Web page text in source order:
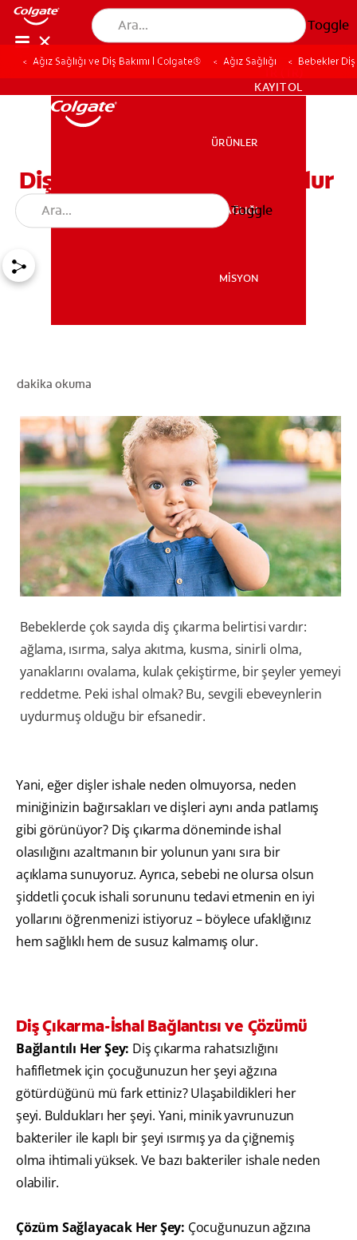
Toggle
MİSYON
TR (TR)
KAYIT OL
KAYIT OL
ÜRÜNLER
AĞIZ SAĞLIĞI
MİSYON
Toggle
Ağız Sağlığı ve Diş Bakımı | Colgate® Ağız Sağlığı Bebekler Diş
Diş Çıkaran Bebek İshal Olur
Mu?
dakika okuma
Bebeklerde çok sayıda diş çıkarma belirtisi vardır:
ağlama, ısırma, salya akıtma, kusma, sinirli olma,
yanaklarını ovalama, kulak çekiştirme, bir şeyler yemeyi
reddetme. Peki ishal olmak? Bu, sevgili ebeveynlerin
uydurmuş olduğu bir efsanedir.
Yani, eğer dişler ishale neden olmuyorsa, neden
miniğinizin bağırsakları ve dişleri aynı anda patlamış
gibi görünüyor? Diş çıkarma döneminde ishal
olasılığını azaltmanın bir yolunun yanı sıra bir
açıklama sunuyoruz. Ayrıca, sebebi ne olursa olsun
şiddetli çocuk ishali sorununu tedavi etmenin en iyi
yollarını öğrenmenizi istiyoruz – böylece ufaklığınız
hem sağlıklı hem de susuz kalmamış olur.
Diş Çıkarma-İshal Bağlantısı ve Çözümü
Bağlantılı Her Şey: Diş çıkarma rahatsızlığını
hafifletmek için çocuğunuzun her şeyi ağzına
götürdüğünü mü fark ettiniz? Ulaşabildikleri her
şeyi. Buldukları her şeyi. Yani, minik yavrunuzun
bakteriler ile kaplı bir şeyi ısırmış ya da çiğnemiş
olma ihtimali yüksek. Ve bazı bakteriler ishale neden
olabilir.
Çözüm Sağlayacak Her Şey: Çocuğunuzun ağzına